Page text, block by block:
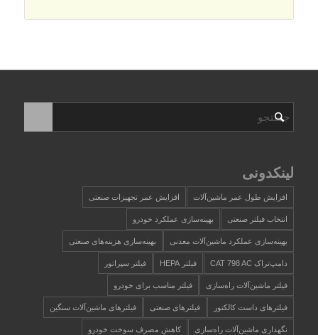
لینکدونی
افزایش طول عمر ماشین‌آلات افزایش عمر تجهیزات صنعتی
انتخاب فیلتر صنعتی بهینه‌سازی عملکرد خودرو
بهینه‌سازی عملکرد ماشین‌آلات معدنی بهینه‌سازی هزینه‌های صنعتی
دامپ‌تراک CAT 798 AC فیلتر HEPA فیلتر سپراتور
فیلتر ماشین‌آلات راه‌سازی فیلتر مناسب برای خودرو
فیلترهای داست کالکتور فیلترهای صنعتی فیلترهای ماشین‌آلات سنگین
نگهداری ماشین‌آلات راه‌سازی کاهش مصرف سوخت خودرو